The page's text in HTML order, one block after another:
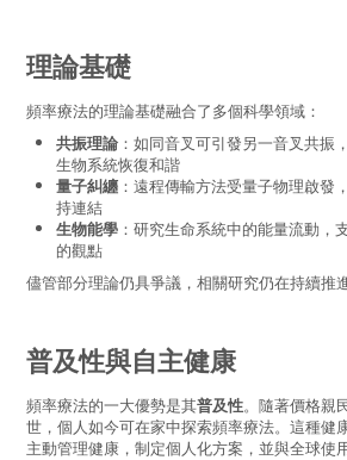
理論基礎
頻率療法的理論基礎融合了多個科學領域：
共振理論 ：如同音叉可引發另一音叉共振
生物系統恢復和諧
量子糾纏 ：遠程傳輸方法受量子物理啟發
持連結
生物能學 ：研究生命系統中的能量流動，
的觀點
儘管部分理論仍具爭議，相關研究仍在持續推進
普及性與自主健康
頻率療法的一大優勢是其普及性。隨著價格親
世，個人如今可在家中探索頻率療法。這種健
主動管理健康，制定個人化方案，並與全球使